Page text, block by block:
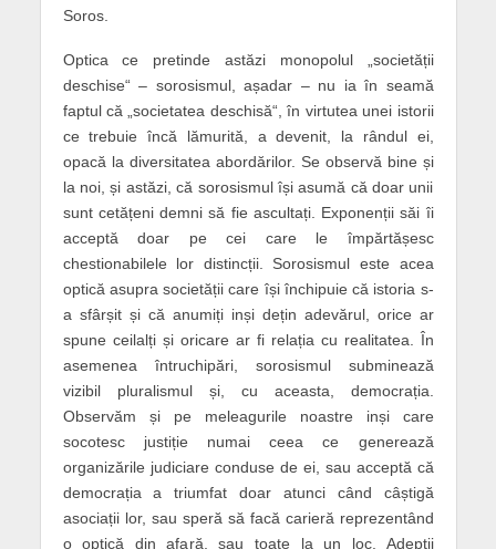
Soros.
Optica ce pretinde astăzi monopolul „societății
deschise“ – sorosismul, așadar – nu ia în seamă
faptul că „societatea deschisă“, în virtutea unei istorii
ce trebuie încă lămurită, a devenit, la rândul ei,
opacă la diversitatea abordărilor. Se observă bine și
la noi, și astăzi, că sorosismul își asumă că doar unii
sunt cetățeni demni să fie ascultați. Exponenții săi îi
acceptă doar pe cei care le împărtășesc
chestionabilele lor distincții. Sorosismul este acea
optică asupra societății care își închipuie că istoria s-
a sfârșit și că anumiți inși dețin adevărul, orice ar
spune ceilalți și oricare ar fi relația cu realitatea. În
asemenea întruchipări, sorosismul subminează
vizibil pluralismul și, cu aceasta, democrația.
Observăm și pe meleagurile noastre inși care
socotesc justiție numai ceea ce generează
organizările judiciare conduse de ei, sau acceptă că
democrația a triumfat doar atunci când câștigă
asociații lor, sau speră să facă carieră reprezentând
o optică din afară, sau toate la un loc. Adepții